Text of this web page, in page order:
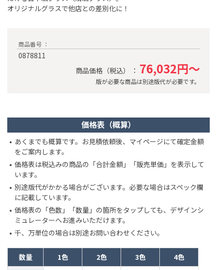
オリジナルグラスで他店との差別化に！
商品番号 ：
0878811
商品価格（税込） ： 76,032円～
版が必要な商品は別途版代が必要です。
価格表（概算）
あくまでも概算です。お見積依頼後、マイページにて確定金額
をご案内します。
価格表は税込みの商品の「合計金額」「販売単価」を表示して
います。
別途版代がかかる場合がございます。必要な場合はスペック欄
に記載しています。
価格表の「色数」「数量」の箇所をタップしても、デザインシ
ミュレーターへお進みいただけます。
千、万単位の場合は別途お問い合わせください。
数量 1色 2色 3色 4色